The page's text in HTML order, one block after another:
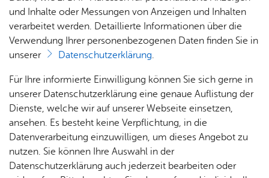
Über­sicht Bür­ger & Stadt
Rat­
haus &
Bür­
ger­
ser­vice
Rat­
häu­ser
Nach­
rich­
ten,
Vi­de­os
& Bil­
der
Me­di­
Jobs
Stel­
len­an­
ge­bo­te
Aus­bil­
dung &
Stu­di­
Bauen
& Um­
welt
Geo­
da­ten
Ge­
sund­
heit &
kum
Vor­le­sen
Stadt­chro­nik
In der Friedrichshafener Stadtchronik werden die
vielfältigen historischen Geschehnisse in griffiger
Form zusammengeführt. Kennen Sie ein
bedeutendes historisches Ereignis, das nicht in
der Chronik aufgeführt ist? Dann nutzen Sie das
Formular für einen neuen Eintrag.
und Inhalte oder Messungen von Anzeigen und Inhalten
verarbeitet werden. Detaillierte Informationen über die
Verwendung Ihrer personenbezogenen Daten finden Sie in
unserer
Datenschutzerklärung.
Für Ihre informierte Einwilligung können Sie sich gerne in
unserer Datenschutzerklärung eine genaue Auflistung der
Dienste, welche wir auf unserer Webseite einsetzen,
ansehen. Es besteht keine Verpflichtung, in die
Datenverarbeitung einzuwilligen, um dieses Angebot zu
nutzen. Sie können Ihre Auswahl in der
Datenschutzerklärung auch jederzeit bearbeiten oder